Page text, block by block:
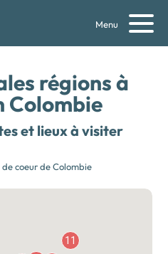
Menu
régions à
Colombie
et lieux à visiter
coeur de Colombie
11